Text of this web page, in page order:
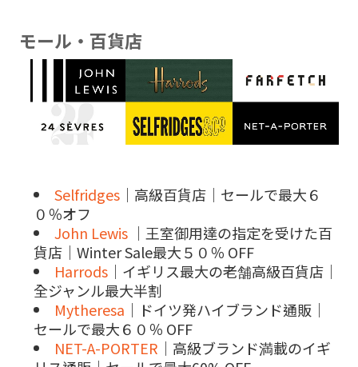
モール・百貨店
Selfridges ｜高級百貨店｜セールで最大６
０％オフ
John Lewis ｜王室御用達の指定を受けた百
貨店｜Winter Sale最大５０％ OFF
Harrods ｜イギリス最大の老舗高級百貨店｜
全ジャンル最大半割
Mytheresa ｜ドイツ発ハイブランド通販｜
セールで最大６０％ OFF
NET-A-PORTER ｜高級ブランド満載のイギ